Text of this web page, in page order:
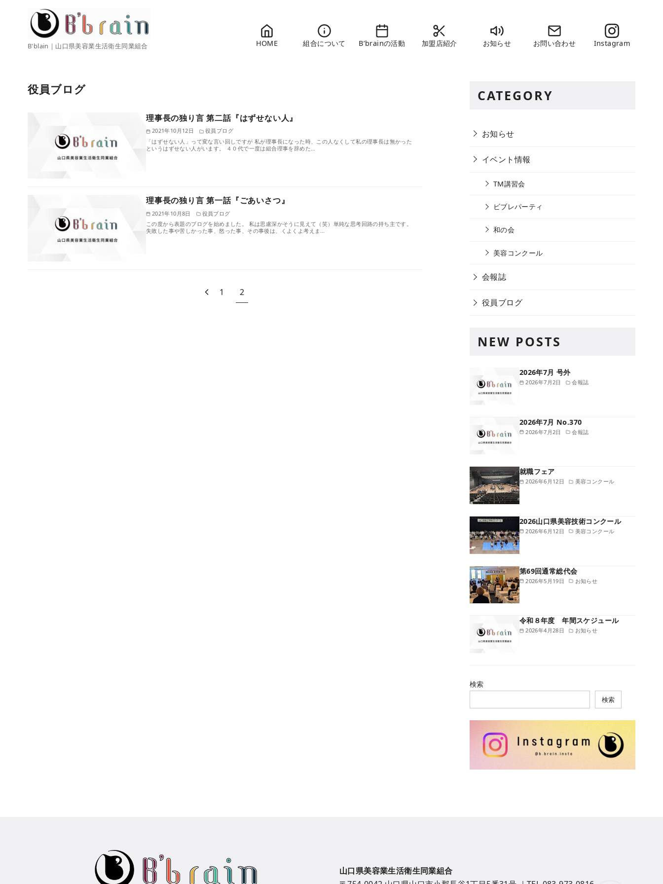
B'blain｜山口県美容業生活衛生同業組合 HOME 組合について B’brainの活動 加盟店紹介 お知らせ お問い合わせ Instagram
役員ブログ
理事長の独り言 第二話『はずせない人』
2021年10月12日
役員ブログ
「はずせない人」って変な言い回しですが 私が理事長になった時、この人なくして私の理事長は無かった
というはずせない人がいます。 ４０代で一度は組合理事を辞めた…
理事長の独り言 第一話『ごあいさつ』
2021年10月8日
役員ブログ
この度から表題のブログを始めました。 私は思慮深かそうに見えて（笑）単純な思考回路の持ち主です。
失敗した事や苦しかった事、怒った事、その事後は、くよくよ考えま…
1 2
CATEGORY
お知らせ
イベント情報
TM講習会
ビブレパーティ
和の会
美容コンクール
会報誌
役員ブログ
NEW POSTS
2026年7月2日 会報誌
2026年7月 号外
2026年7月2日 会報誌
2026年7月 No.370
2026年6月12日 美容コンクール
就職フェア
2026年6月12日 美容コンクール
2026山口県美容技術コンクール
2026年5月19日 お知らせ
第69回通常総代会
2026年4月28日 お知らせ
令和８年度 年間スケジュール
検索
検索
山口県美容業生活衛生同業組合